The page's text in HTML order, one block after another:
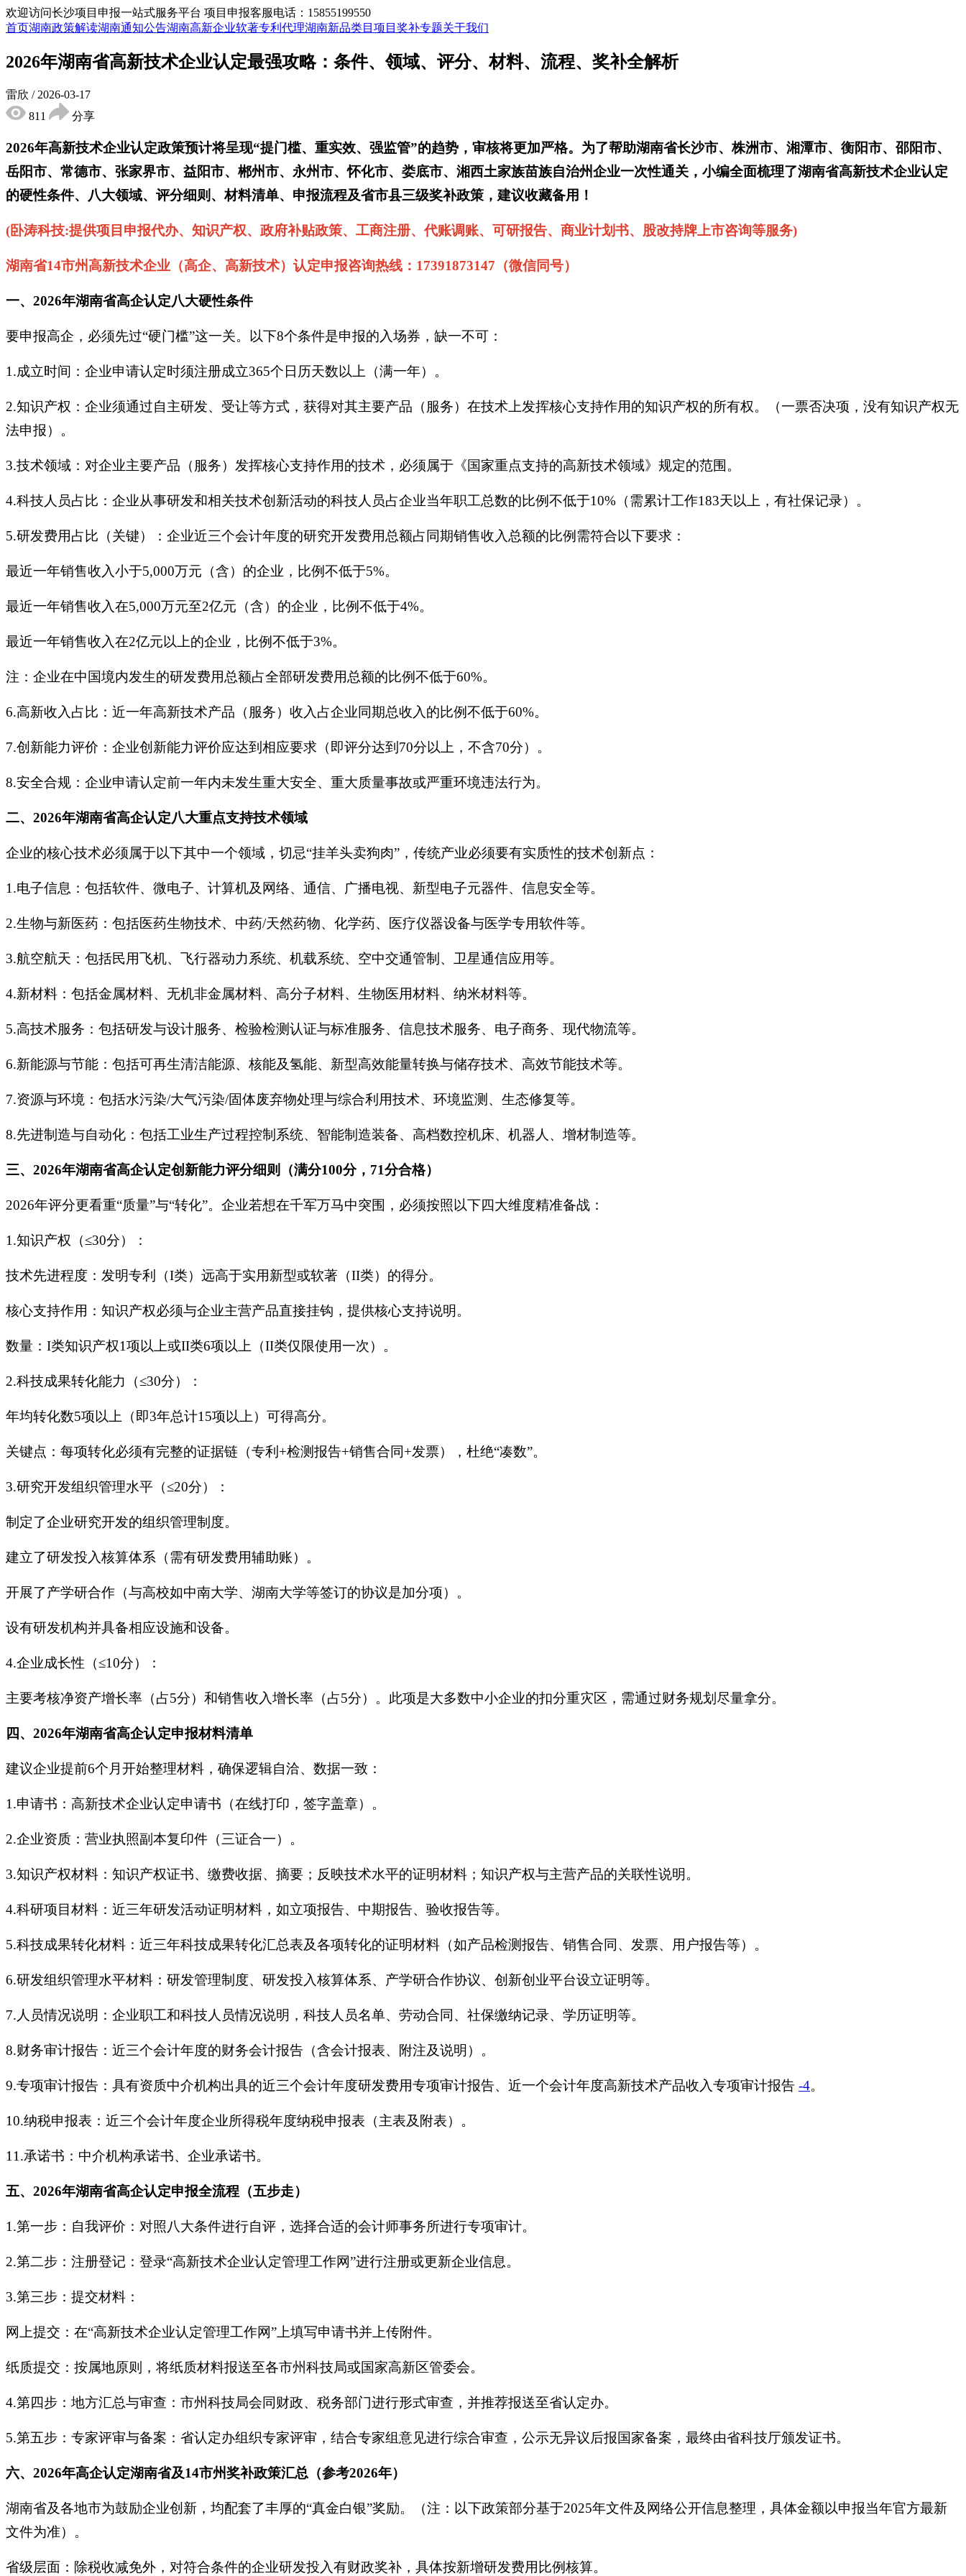
欢迎访问长沙项目申报一站式服务平台 项目申报客服电话：15855199550
首页湖南政策解读湖南通知公告湖南高新企业软著专利代理湖南新品类目 项目奖补专题关于我们
2026年湖南省高新技术企业认定最强攻略：条件、领域、评分、材料、流程、奖补全解析
雷欣 / 2026-03-17
811
分享
2026年高新技术企业认定政策预计将呈现“提门槛、重实效、强监管”的趋势，审核将更加严格。为了帮助湖南省长沙市、株洲市、湘潭市、衡阳市、邵阳市、
岳阳市、常德市、张家界市、益阳市、郴州市、永州市、怀化市、娄底市、湘西土家族苗族自治州企业一次性通关，小编全面梳理了湖南省高新技术企业认定
的硬性条件、八大领域、评分细则、材料清单、申报流程及省市县三级奖补政策，建议收藏备用！
‌‌(卧涛科技:提供项目申报代办、知识产权、政府补贴政策、工商注册、代账调账、可研报告、商业计划书、股改持牌上市咨询等服务)
湖南省14市州高新技术企业（高企、高新技术）认定申报咨询热线：17391873147（微信同号）
一、2026年湖南省高企认定八大硬性条件
要申报高企，必须先过“硬门槛”这一关。以下8个条件是申报的入场券，缺一不可：
1.成立时间：企业申请认定时须注册成立365个日历天数以上（满一年）。
2.知识产权：企业须通过自主研发、受让等方式，获得对其主要产品（服务）在技术上发挥核心支持作用的知识产权的所有权。（一票否决项，没有知识产权无
法申报）。
3.技术领域：对企业主要产品（服务）发挥核心支持作用的技术，必须属于《国家重点支持的高新技术领域》规定的范围。
4.科技人员占比：企业从事研发和相关技术创新活动的科技人员占企业当年职工总数的比例不低于10%（需累计工作183天以上，有社保记录）。
5.研发费用占比（关键）：企业近三个会计年度的研究开发费用总额占同期销售收入总额的比例需符合以下要求：
最近一年销售收入小于5,000万元（含）的企业，比例不低于5%。
最近一年销售收入在5,000万元至2亿元（含）的企业，比例不低于4%。
最近一年销售收入在2亿元以上的企业，比例不低于3%。
注：企业在中国境内发生的研发费用总额占全部研发费用总额的比例不低于60%。
6.高新收入占比：近一年高新技术产品（服务）收入占企业同期总收入的比例不低于60%。
7.创新能力评价：企业创新能力评价应达到相应要求（即评分达到70分以上，不含70分）。
8.安全合规：企业申请认定前一年内未发生重大安全、重大质量事故或严重环境违法行为。
二、2026年湖南省高企认定八大重点支持技术领域
企业的核心技术必须属于以下其中一个领域，切忌“挂羊头卖狗肉”，传统产业必须要有实质性的技术创新点：
1.电子信息：包括软件、微电子、计算机及网络、通信、广播电视、新型电子元器件、信息安全等。
2.生物与新医药：包括医药生物技术、中药/天然药物、化学药、医疗仪器设备与医学专用软件等。
3.航空航天：包括民用飞机、飞行器动力系统、机载系统、空中交通管制、卫星通信应用等。
4.新材料：包括金属材料、无机非金属材料、高分子材料、生物医用材料、纳米材料等。
5.高技术服务：包括研发与设计服务、检验检测认证与标准服务、信息技术服务、电子商务、现代物流等。
6.新能源与节能：包括可再生清洁能源、核能及氢能、新型高效能量转换与储存技术、高效节能技术等。
7.资源与环境：包括水污染/大气污染/固体废弃物处理与综合利用技术、环境监测、生态修复等。
8.先进制造与自动化：包括工业生产过程控制系统、智能制造装备、高档数控机床、机器人、增材制造等。
三、2026年湖南省高企认定创新能力评分细则（满分100分，71分合格）
2026年评分更看重“质量”与“转化”。企业若想在千军万马中突围，必须按照以下四大维度精准备战：
1.知识产权（≤30分）：
技术先进程度：发明专利（I类）远高于实用新型或软著（II类）的得分。
核心支持作用：知识产权必须与企业主营产品直接挂钩，提供核心支持说明。
数量：I类知识产权1项以上或II类6项以上（II类仅限使用一次）。
2.科技成果转化能力（≤30分）：
年均转化数5项以上（即3年总计15项以上）可得高分。
关键点：每项转化必须有完整的证据链（专利+检测报告+销售合同+发票），杜绝“凑数”。
3.研究开发组织管理水平（≤20分）：
制定了企业研究开发的组织管理制度。
建立了研发投入核算体系（需有研发费用辅助账）。
开展了产学研合作（与高校如中南大学、湖南大学等签订的协议是加分项）。
设有研发机构并具备相应设施和设备。
4.企业成长性（≤10分）：
主要考核净资产增长率（占5分）和销售收入增长率（占5分）。此项是大多数中小企业的扣分重灾区，需通过财务规划尽量拿分。
四、2026年湖南省高企认定申报材料清单
建议企业提前6个月开始整理材料，确保逻辑自洽、数据一致：
1.申请书：高新技术企业认定申请书（在线打印，签字盖章）。
2.企业资质：营业执照副本复印件（三证合一）。
3.知识产权材料：知识产权证书、缴费收据、摘要；反映技术水平的证明材料；知识产权与主营产品的关联性说明。
4.科研项目材料：近三年研发活动证明材料，如立项报告、中期报告、验收报告等。
5.科技成果转化材料：近三年科技成果转化汇总表及各项转化的证明材料（如产品检测报告、销售合同、发票、用户报告等）。
6.研发组织管理水平材料：研发管理制度、研发投入核算体系、产学研合作协议、创新创业平台设立证明等。
7.人员情况说明：企业职工和科技人员情况说明，科技人员名单、劳动合同、社保缴纳记录、学历证明等。
8.财务审计报告：近三个会计年度的财务会计报告（含会计报表、附注及说明）。
9.专项审计报告：具有资质中介机构出具的近三个会计年度研发费用专项审计报告、近一个会计年度高新技术产品收入专项审计报告 -4。
10.纳税申报表：近三个会计年度企业所得税年度纳税申报表（主表及附表）。
11.承诺书：中介机构承诺书、企业承诺书。
五、2026年湖南省高企认定申报全流程（五步走）
1.第一步：自我评价：对照八大条件进行自评，选择合适的会计师事务所进行专项审计。
2.第二步：注册登记：登录“高新技术企业认定管理工作网”进行注册或更新企业信息。
3.第三步：提交材料：
网上提交：在“高新技术企业认定管理工作网”上填写申请书并上传附件。
纸质提交：按属地原则，将纸质材料报送至各市州科技局或国家高新区管委会。
4.第四步：地方汇总与审查：市州科技局会同财政、税务部门进行形式审查，并推荐报送至省认定办。
5.第五步：专家评审与备案：省认定办组织专家评审，结合专家组意见进行综合审查，公示无异议后报国家备案，最终由省科技厅颁发证书。
六、2026年高企认定湖南省及14市州奖补政策汇总（参考2026年）
湖南省及各地市为鼓励企业创新，均配套了丰厚的“真金白银”奖励。（注：以下政策部分基于2025年文件及网络公开信息整理，具体金额以申报当年官方最新
文件为准）。
省级层面：除税收减免外，对符合条件的企业研发投入有财政奖补，具体按新增研发费用比例核算。